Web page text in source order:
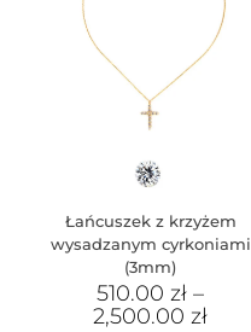
Łańcuszek z krzyżem
wysadzanym cyrkoniami
(3mm)
510.00zł –
2,500.00zł